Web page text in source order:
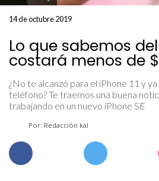
14 de octubre 2019
Lo que sabemos
costará menos de
¿No te alcanzó para el iPhone 11 y
teléfono? Te traemos una buena
trabajando en un nuevo iPhone SE
Por: Redacción kal